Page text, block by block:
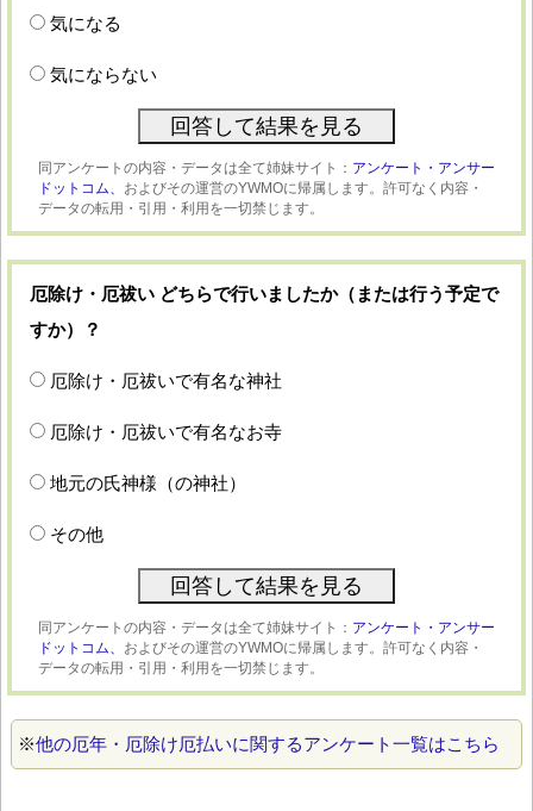
気になる
気にならない
同アンケートの内容・データは全て姉妹サイト： アンケート・アンサー
ドットコム、 およびその運営のYWMOに帰属します。許可なく内容・
データの転用・引用・利用を一切禁じます。
厄除け・厄祓い どちらで行いましたか（または行う予定で
すか）？
厄除け・厄祓いで有名な神社
厄除け・厄祓いで有名なお寺
地元の氏神様（の神社）
その他
同アンケートの内容・データは全て姉妹サイト： アンケート・アンサー
ドットコム、 およびその運営のYWMOに帰属します。許可なく内容・
データの転用・引用・利用を一切禁じます。
※他の厄年・厄除け厄払いに関するアンケート一覧はこちら